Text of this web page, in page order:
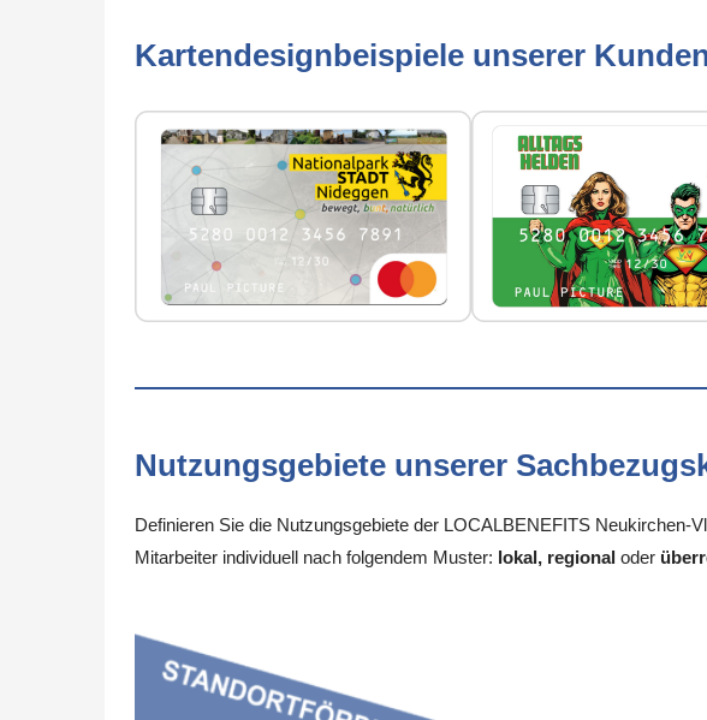
Kartendesignbeispiele unserer
Nutzungsgebiete unserer
Definieren Sie die Nutzungsgebiete der LOCALBENEFITS
Mitarbeiter individuell nach folgendem Muster: lokal, regional oder